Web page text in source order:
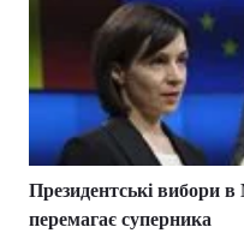
Президентські вибори
перемагає суперника